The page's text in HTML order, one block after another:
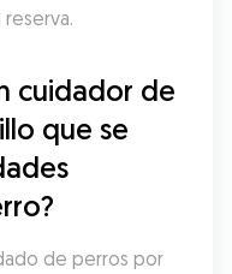
cuidador de
que se
de perros por